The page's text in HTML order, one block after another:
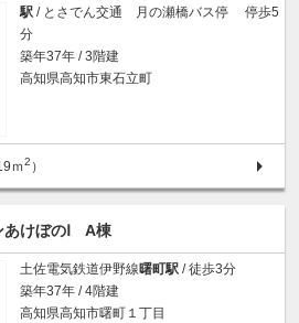
駅 / とさでん交通 月の瀬橋バス停 停歩5
分
築年37年 / 3階建
高知県高知市東石立町
ｍ2 ）
あけぼのⅠ A棟
土佐電気鉄道伊野線曙町駅 / 徒歩3分
築年37年 / 4階建
高知県高知市曙町１丁目